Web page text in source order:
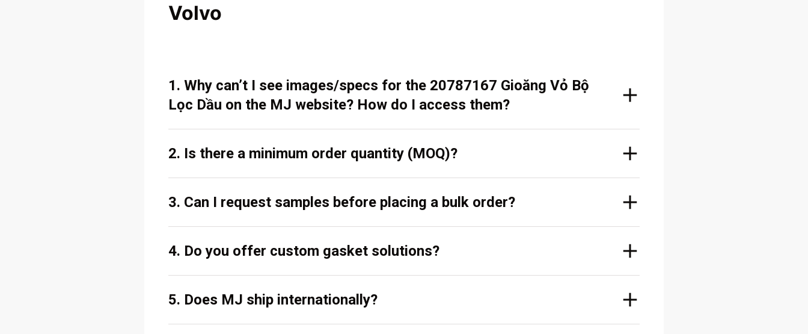
Volvo
1. Why can’t I see images/specs for the 20787167 Gioăng Vỏ Bộ
Lọc Dầu on the MJ website? How do I access them?
2. Is there a minimum order quantity (MOQ)?
3. Can I request samples before placing a bulk order?
4. Do you offer custom gasket solutions?
5. Does MJ ship internationally?